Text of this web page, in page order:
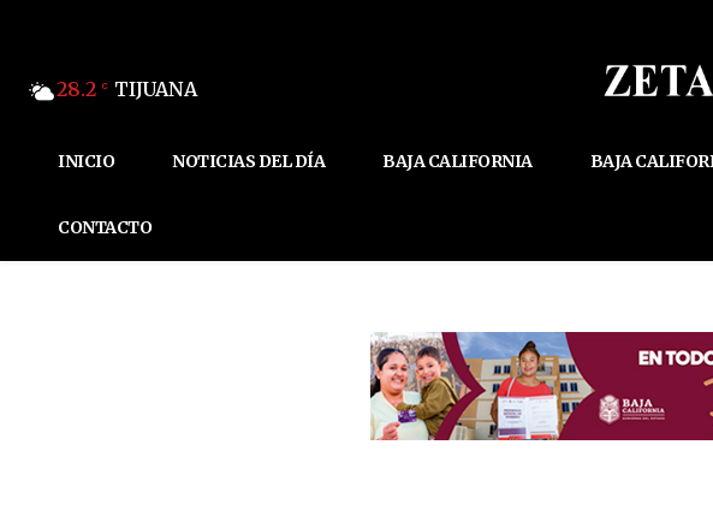
28.2 C TIJUANA
INICIO NOTICIAS DEL DÍA BAJA CALIFORNIA BAJA
CONTACTO